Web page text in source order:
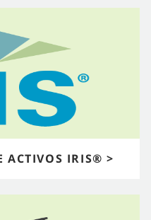
ACTIVOS IRIS® >